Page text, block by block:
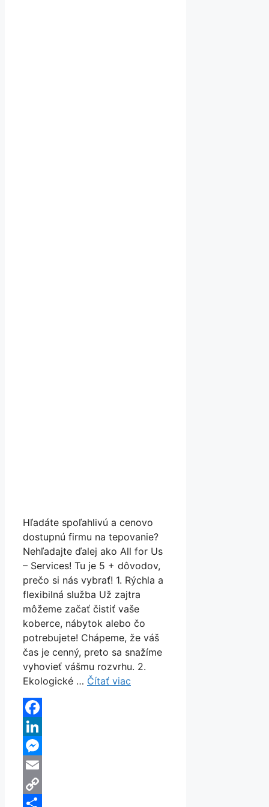
Hľadáte spoľahlivú a cenovo
dostupnú firmu na tepovanie?
Nehľadajte ďalej ako All for Us
– Services! Tu je 5 + dôvodov,
prečo si nás vybrať! 1. Rýchla a
flexibilná služba Už zajtra
môžeme začať čistiť vaše
koberce, nábytok alebo čo
potrebujete! Chápeme, že váš
čas je cenný, preto sa snažíme
vyhovieť vášmu rozvrhu. 2.
Ekologické … Čítať viac
Facebook
LinkedIn
Messenger
Email
Copy